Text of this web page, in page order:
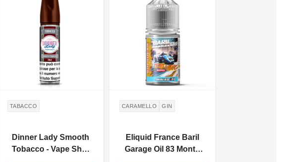
TABACCO
Dinner Lady Smooth
Tobacco - Vape Shot
CARAMELLO GIN
Eliquid France Baril
Garage Oil 83 Monte